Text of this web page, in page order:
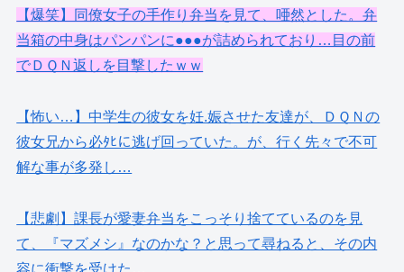
【爆笑】同僚女子の手作り弁当を見て、唖然とした。弁
当箱の中身はパンパンに●●●が詰められており…目の前
でＤＱＮ返しを目撃したｗｗ
【怖い…】中学生の彼女を妊.娠させた友達が、ＤＱＮの
彼女兄から必ﾀﾋに逃げ回っていた。が、行く先々で不可
解な事が多発し…
【悲劇】課長が愛妻弁当をこっそり捨てているのを見
て、『マズメシ』なのかな？と思って尋ねると、その内
容に衝撃を受けた…